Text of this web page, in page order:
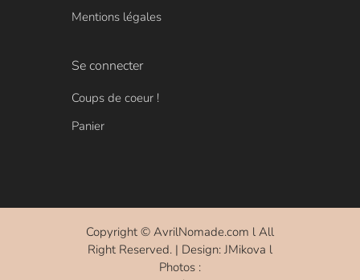
Mentions légales
Se connecter
Coups de coeur !
Panier
Copyright © AvrilNomade.com l All
Right Reserved. | Design: JMikova l
Photos :